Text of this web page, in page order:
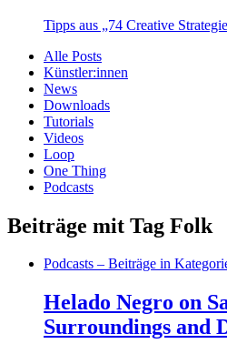
Tipps aus „74 Creative
Alle Posts
Künstler:innen
News
Downloads
Tutorials
Videos
Loop
One Thing
Podcasts
Beiträge mit Tag Folk
Podcasts – Beiträge in
Helado Negro on
Surroundings and